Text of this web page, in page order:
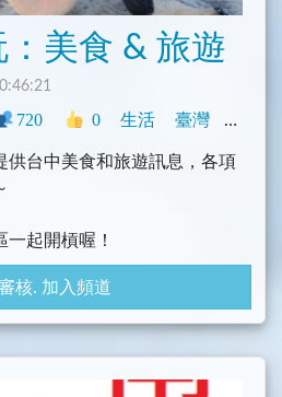
美食 & 旅遊
720 0 生活 臺灣 旅遊
供台中美食和旅遊訊息，各項
起開槓喔！
加入頻道